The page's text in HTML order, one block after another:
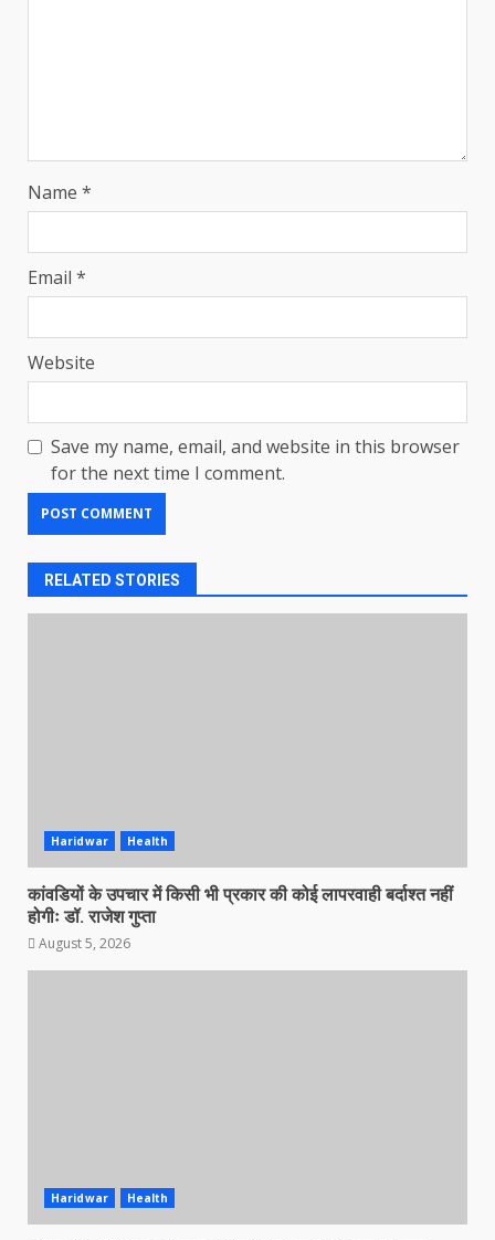
Name *
Email *
Website
Save my name, email, and website in this browser
for the next time I comment.
RELATED STORIES
Haridwar Health
कांवडियों के उपचार में किसी भी प्रकार की कोई लापरवाही बर्दाश्त नहीं
होगीः डॉ. राजेश गुप्ता
August 5, 2026
Haridwar Health